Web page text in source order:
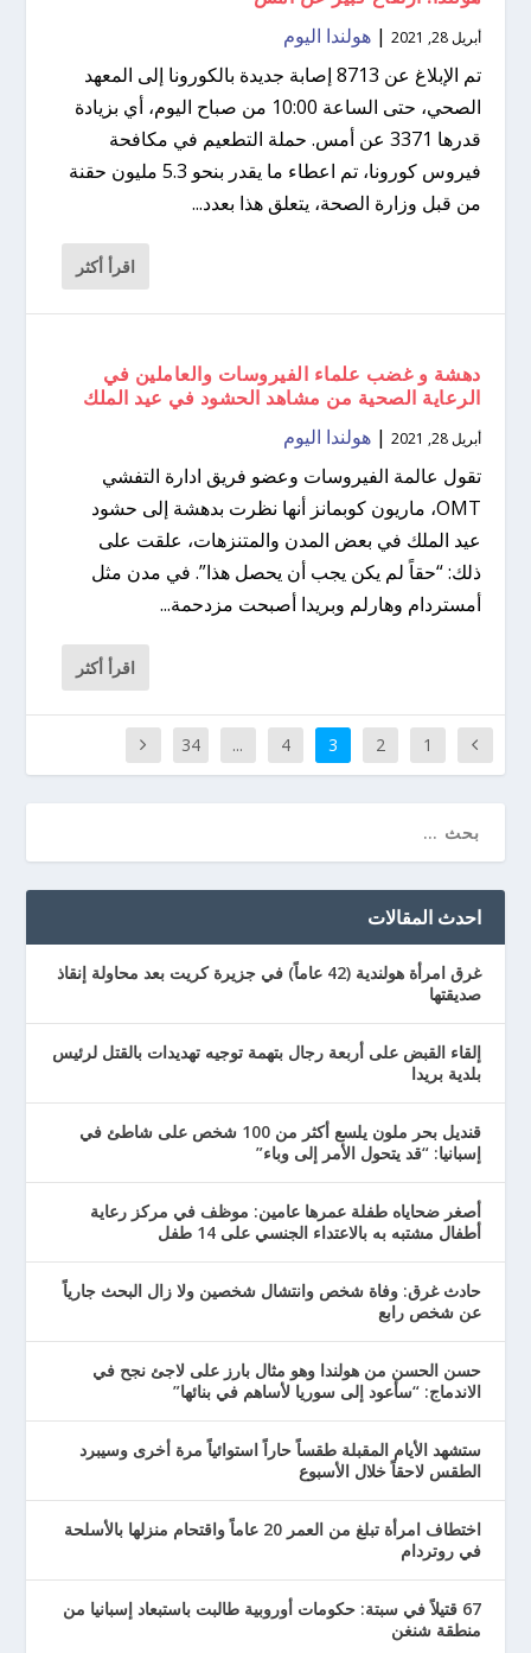
أبريل 28, 2021 |هولندا اليوم
تم الإبلاغ عن 8713 إصابة جديدة بالكورونا إلى المعهد
الصحي، حتى الساعة 10:00 من صباح اليوم، أي بزيادة
قدرها 3371 عن أمس. حملة التطعيم في مكافحة
فيروس كورونا، تم اعطاء ما يقدر بنحو 5.3 مليون حقنة
من قبل وزارة الصحة، يتعلق هذا بعدد...
اقرأ أكثر
دهشة و غضب علماء الفيروسات والعاملين في
الرعاية الصحية من مشاهد الحشود في عيد الملك
أبريل 28, 2021 |هولندا اليوم
تقول عالمة الفيروسات وعضو فريق ادارة التفشي
OMT، ماريون كوبمانز أنها نظرت بدهشة إلى حشود
عيد الملك في بعض المدن والمتنزهات، علقت على
ذلك: “حقاً لم يكن يجب أن يحصل هذا”. في مدن مثل
أمستردام وهارلم وبريدا أصبحت مزدحمة...
اقرأ أكثر
1
2
3
4
...
34
احدث المقالات
غرق امرأة هولندية (42 عاماً) في جزيرة كريت بعد محاولة إنقاذ
صديقتها
إلقاء القبض على أربعة رجال بتهمة توجيه تهديدات بالقتل لرئيس
بلدية بريدا
قنديل بحر ملون يلسع أكثر من 100 شخص على شاطئ في
إسبانيا: “قد يتحول الأمر إلى وباء”
أصغر ضحاياه طفلة عمرها عامين: موظف في مركز رعاية
أطفال مشتبه به بالاعتداء الجنسي على 14 طفل
حادث غرق: وفاة شخص وانتشال شخصين ولا زال البحث جارياً
عن شخص رابع
حسن الحسن من هولندا وهو مثال بارز على لاجئ نجح في
الاندماج: “سأعود إلى سوريا لأساهم في بنائها”
ستشهد الأيام المقبلة طقساً حاراً استوائياً مرة أخرى وسيبرد
الطقس لاحقاً خلال الأسبوع
اختطاف امرأة تبلغ من العمر 20 عاماً واقتحام منزلها بالأسلحة
في روتردام
67 قتيلاً في سبتة: حكومات أوروبية طالبت باستبعاد إسبانيا من
منطقة شنغن